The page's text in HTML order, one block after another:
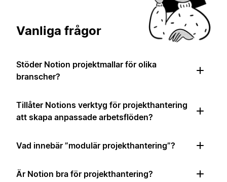
Vanliga frågor
Stöder Notion projektmallar för olika
branscher?
Tillåter Notions verktyg för projekthantering
att skapa anpassade arbetsflöden?
Vad innebär ”modulär projekthantering”?
Är Notion bra för projekthantering?